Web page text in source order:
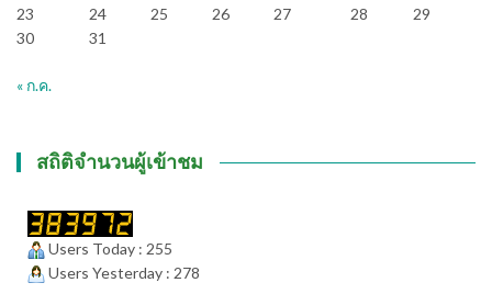
23
24 25 26 27 28
29
30
31
« ก.ค.
สถิติจำนวนผู้เข้าชม
Users Today : 255
Users Yesterday : 278